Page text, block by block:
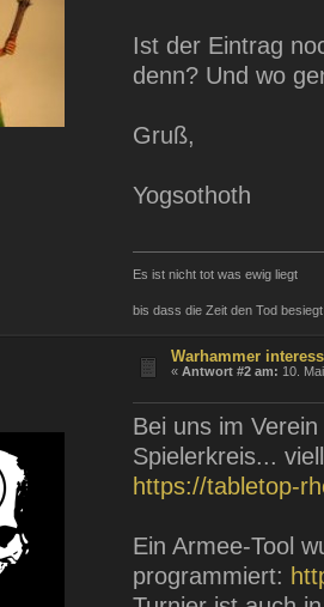
Ist der Eintrag
denn? Und wo
Gruß,
Yogsothoth
Es ist nicht tot was ewig liegt
bis dass die Zeit den Tod
Warhammer
«Antwort #2 am: 10.
Bei uns im
Spielerkreis...
https://tabletop-
Ein Armee-Tool
programmiert: